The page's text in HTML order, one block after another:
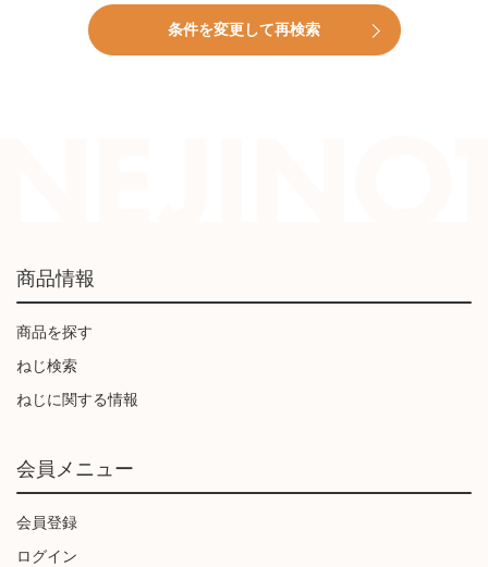
条件を変更して再検索
商品情報
商品を探す
ねじ検索
ねじに関する情報
会員メニュー
会員登録
ログイン